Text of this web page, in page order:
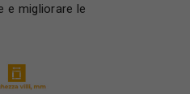
e migliorare le